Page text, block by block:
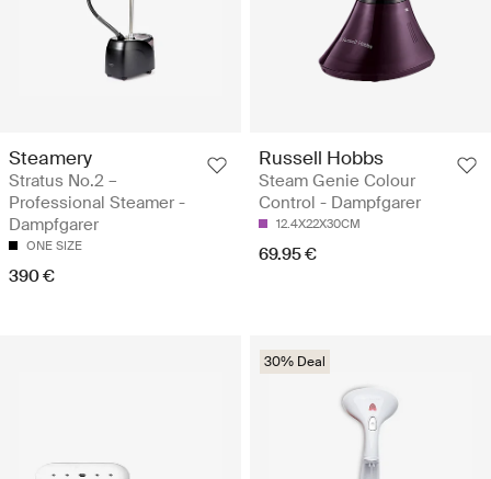
Steamery
Stratus No.2 –
Professional Steamer -
Dampfgarer
ONE SIZE
390 €
Russell Hobbs
Steam Genie Colour
Control - Dampfgarer
12.4X22X30CM
69.95 €
30% Deal